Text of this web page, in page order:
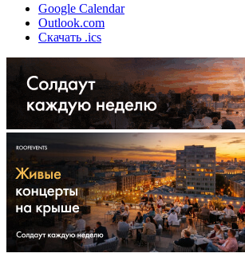
Google Calendar
Outlook.com
Скачать .ics